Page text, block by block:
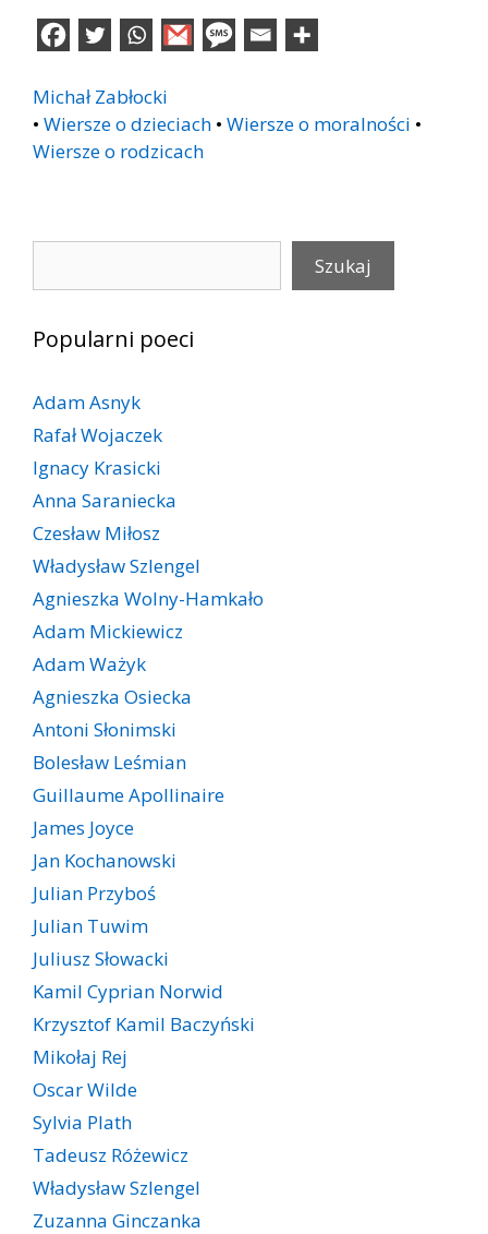
Michał Zabłocki
• Wiersze o dzieciach • Wiersze o moralności •
Wiersze o rodzicach
Szukaj
Popularni poeci
Adam Asnyk
Rafał Wojaczek
Ignacy Krasicki
Anna Saraniecka
Czesław Miłosz
Władysław Szlengel
Agnieszka Wolny-Hamkało
Adam Mickiewicz
Adam Ważyk
Agnieszka Osiecka
Antoni Słonimski
Bolesław Leśmian
Guillaume Apollinaire
James Joyce
Jan Kochanowski
Julian Przyboś
Julian Tuwim
Juliusz Słowacki
Kamil Cyprian Norwid
Krzysztof Kamil Baczyński
Mikołaj Rej
Oscar Wilde
Sylvia Plath
Tadeusz Różewicz
Władysław Szlengel
Zuzanna Ginczanka